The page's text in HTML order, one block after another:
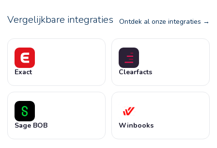
Vergelijkbare integraties Ontdek al onze integraties
Exact Clearfacts
Sage BOB Winbooks